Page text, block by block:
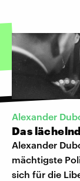
Alexander
Das
Alexander
mächtigste
sich für die